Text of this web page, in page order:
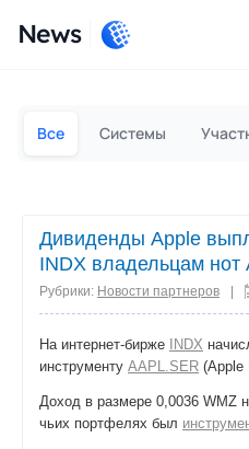
News
Все Системы
Дивиденды Apple
INDX владельцам нот
Рубрики: Новости партнеров
На интернет-бирже INDX
инструменту AAPL.SER (Apple
Доход в размере 0,0036 WMZ
чьих портфелях был